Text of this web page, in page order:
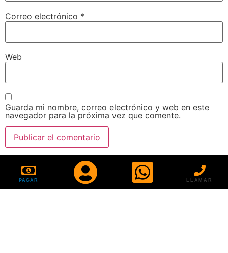
Correo electrónico *
Web
Guarda mi nombre, correo electrónico y web en este
navegador para la próxima vez que comente.
PAGAR LLAMAR